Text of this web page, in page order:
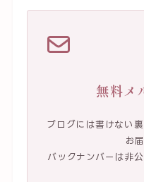
無料メ
ブログには書けない
お
バックナンバーは非